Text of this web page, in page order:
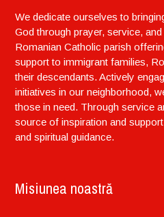
We dedicate ourselves to
God through prayer, service,
Romanian Catholic parish
support to immigrant families,
their descendants. Actively
initiatives in our neighborhood,
those in need. Through service
source of inspiration and
and spiritual guidance.
Misiunea noastră